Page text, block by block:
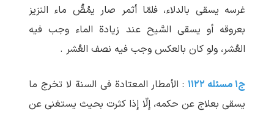
غرسه یسقی بالدلاء، فلمّا أثمر صار یمُصُّ ماء النزیز
بعروقه أو یسقی السَّیح عند زیادة الماء وجب فیه
العُشر، ولو کان بالعکس وجب فیه نصف العُشر .
ج۱ مسئله ۱۱۲۲
: الأمطار المعتادة فی السنة لا تخرج ما
یسقی بعلاج عن حکمه، إلّا إذا کثرت بحیث یستغنی عن